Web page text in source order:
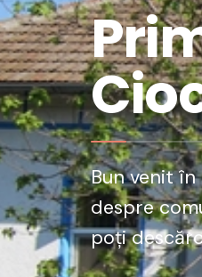
Bun venit
despre
poți